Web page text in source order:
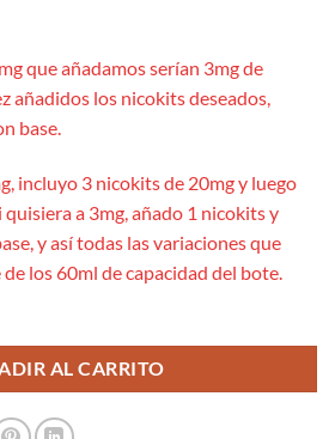
que añadamos serían 3mg de
añadidos los nicokits deseados,
base.
incluyo 3 nicokits de 20mg y luego
quisiera a 3mg, añado 1 nicokits y
y así todas las variaciones que
los 60ml de capacidad del bote.
AL CARRITO